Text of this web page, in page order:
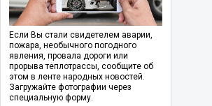
Если Вы стали свидетелем аварии,
пожара, необычного погодного
явления, провала дороги или
прорыва теплотрассы, сообщите об
этом в ленте народных новостей.
Загружайте фотографии через
специальную форму.